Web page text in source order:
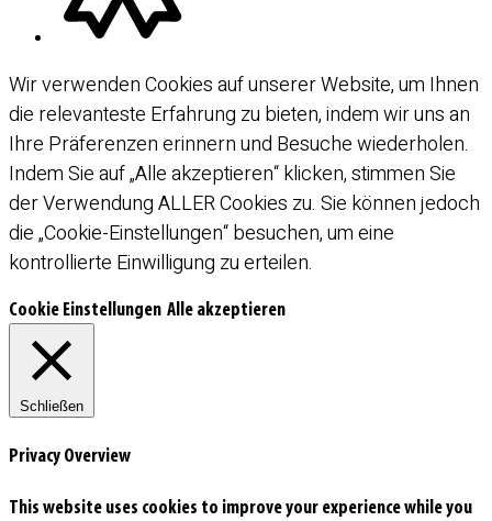
Wir verwenden Cookies auf unserer Website, um Ihnen
die relevanteste Erfahrung zu bieten, indem wir uns an
Ihre Präferenzen erinnern und Besuche wiederholen.
Indem Sie auf „Alle akzeptieren“ klicken, stimmen Sie
der Verwendung ALLER Cookies zu. Sie können jedoch
die „Cookie-Einstellungen“ besuchen, um eine
kontrollierte Einwilligung zu erteilen.
Cookie Einstellungen Alle akzeptieren
Schließen
Privacy Overview
This website uses cookies to improve your experience while you